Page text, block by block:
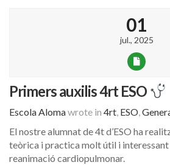
01
jul., 2025
Primers auxilis 4rt ESO
Escola Alomawrote in 4rt, ESO,
El nostre alumnat de 4t d’ESO ha
teòrica i practica molt útil i
reanimació cardiopulmonar.